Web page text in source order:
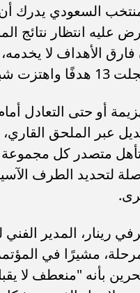
السعودي يدرك
عليه انتظار نتائج
فارق الأهداف لا
شباكها خمس مرات.
أو حتى التعادل
عبر الملحق
متصدر كل مجموعة
لتحديد الطرف
رينار، المدير
مشيرًا في
بأنه "منعطف لا